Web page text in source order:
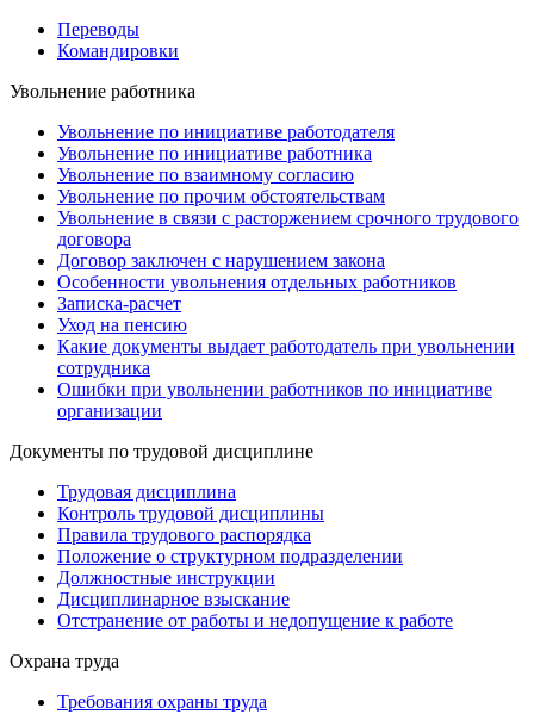
Переводы
Командировки
Увольнение работника
Увольнение по инициативе работодателя
Увольнение по инициативе работника
Увольнение по взаимному согласию
Увольнение по прочим обстоятельствам
Увольнение в связи с расторжением срочного трудового
договора
Договор заключен с нарушением закона
Особенности увольнения отдельных работников
Записка-расчет
Уход на пенсию
Какие документы выдает работодатель при увольнении
сотрудника
Ошибки при увольнении работников по инициативе
организации
Документы по трудовой дисциплине
Трудовая дисциплина
Контроль трудовой дисциплины
Правила трудового распорядка
Положение о структурном подразделении
Должностные инструкции
Дисциплинарное взыскание
Отстранение от работы и недопущение к работе
Охрана труда
Требования охраны труда